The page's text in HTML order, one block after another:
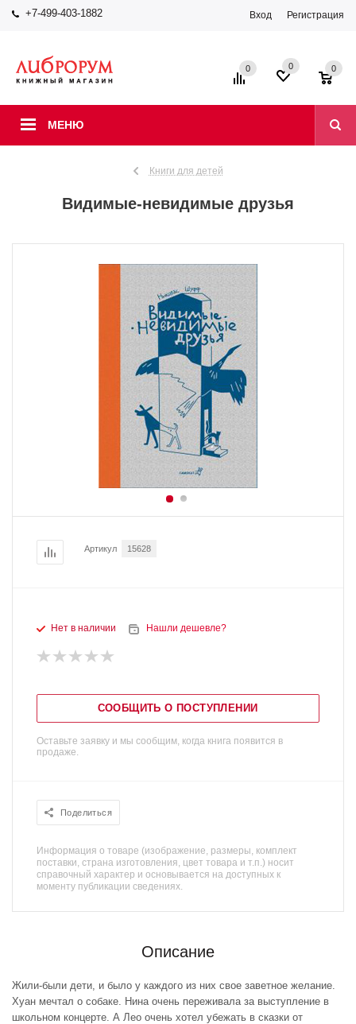
+7-499-403-1882 Вход Регистрация
МЕНЮ
0 0 0
Книги для детей
Видимые-невидимые друзья
Артикул 15628
Нет в наличии Нашли дешевле?
СООБЩИТЬ О ПОСТУПЛЕНИИ
Оставьте заявку и мы сообщим, когда книга появится в
продаже.
Поделиться
Информация о товаре (изображение, размеры, комплект
поставки, страна изготовления, цвет товара и т.п.) носит
справочный характер и основывается на доступных к
моменту публикации сведениях.
Описание
Жили-были дети, и было у каждого из них свое заветное желание.
Хуан мечтал о собаке. Нина очень переживала за выступление в
школьном концерте. А Лео очень хотел убежать в сказки от